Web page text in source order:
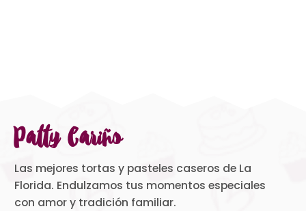
Patty Cariño
Las mejores tortas y pasteles caseros de La
Florida. Endulzamos tus momentos especiales
con amor y tradición familiar.